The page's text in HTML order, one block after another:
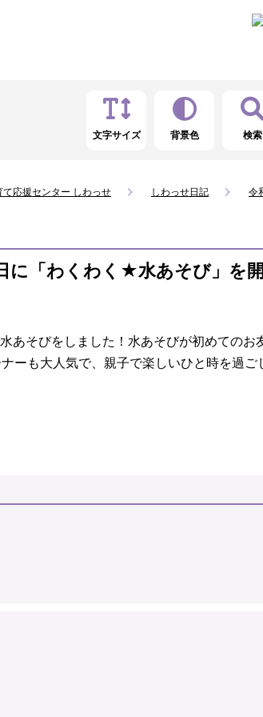
文字サイズ 背景色 検索
て応援センター しわっせ しわっせ日記 令
に「わくわく★水あそび」を
あそびをしました！水あそびが初めての
ーも大人気で、親子で楽しいひと時を過